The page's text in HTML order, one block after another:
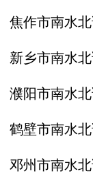
焦作市南水
新乡市南水
濮阳市南水
鹤壁市南水
邓州市南水